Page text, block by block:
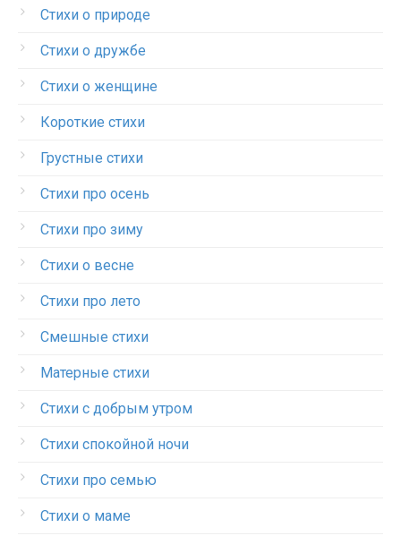
Стихи о природе
Стихи о дружбе
Стихи о женщине
Короткие стихи
Грустные стихи
Стихи про осень
Стихи про зиму
Стихи о весне
Стихи про лето
Смешные стихи
Матерные стихи
Стихи с добрым утром
Стихи спокойной ночи
Стихи про семью
Стихи о маме